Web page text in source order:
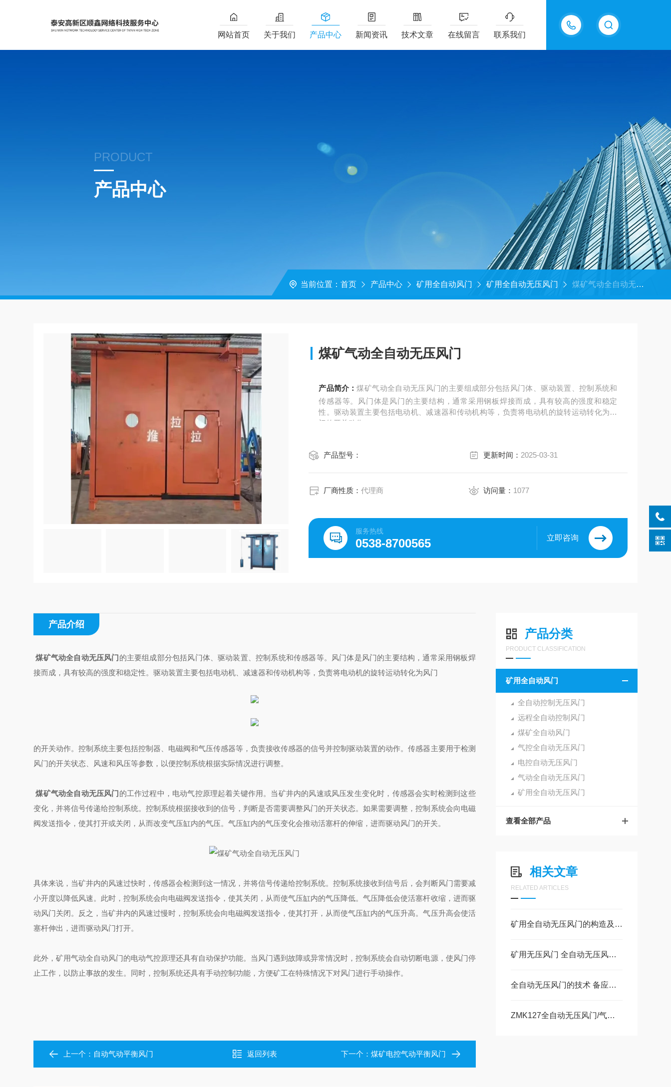
18605483306
网站首页 关于我们 产品中心 新闻资讯 技术文章 在线留言 联系我们
PRODUCT
产品中心
当前位置： 首页 产品中心 矿用全自动风门 矿用全自动无压风门 煤矿气动全自动无压风门
煤矿气动全自动无压风门
产品简介：煤矿气动全自动无压风门的主要组成部分包括风门体、驱动装置、控制系统和
传感器等。风门体是风门的主要结构，通常采用钢板焊接而成，具有较高的强度和稳定
性。驱动装置主要包括电动机、减速器和传动机构等，负责将电动机的旋转运动转化为风
门的开关动作。
产品型号： 更新时间： 2025-03-31
厂商性质：代理商 访问量： 1077
服务热线
0538-8700565 立即咨询
产品分类
PRODUCT CLASSIFICATION
矿用全自动风门
全自动控制无压风门
远程全自动控制风门
煤矿全自动风门
气控全自动无压风门
电控自动无压风门
气动全自动无压风门
矿用全自动无压风门
查看全部产品
相关文章
RELATED ARTICLES
矿用全自动无压风门的构造及开闭形式
矿用无压风门 全自动无压风门在井下扮演什么角色
全自动无压风门的技术 备应急解锁功能
ZMK127全自动无压风门/气动全自动行车风门
产品介绍
煤矿气动全自动无压风门的主要组成部分包括风门体、驱动装置、控制系统和传感器等。风门体是风门的主要结构，通常采用钢板焊
接而成，具有较高的强度和稳定性。驱动装置主要包括电动机、减速器和传动机构等，负责将电动机的旋转运动转化为风门
的开关动作。控制系统主要包括控制器、电磁阀和气压传感器等，负责接收传感器的信号并控制驱动装置的动作。传感器主要用于检测
风门的开关状态、风速和风压等参数，以便控制系统根据实际情况进行调整。
煤矿气动全自动无压风门的工作过程中，电动气控原理起着关键作用。当矿井内的风速或风压发生变化时，传感器会实时检测到这些
变化，并将信号传递给控制系统。控制系统根据接收到的信号，判断是否需要调整风门的开关状态。如果需要调整，控制系统会向电磁
阀发送指令，使其打开或关闭，从而改变气压缸内的气压。气压缸内的气压变化会推动活塞杆的伸缩，进而驱动风门的开关。
具体来说，当矿井内的风速过快时，传感器会检测到这一情况，并将信号传递给控制系统。控制系统接收到信号后，会判断风门需要减
小开度以降低风速。此时，控制系统会向电磁阀发送指令，使其关闭，从而使气压缸内的气压降低。气压降低会使活塞杆收缩，进而驱
动风门关闭。反之，当矿井内的风速过慢时，控制系统会向电磁阀发送指令，使其打开，从而使气压缸内的气压升高。气压升高会使活
塞杆伸出，进而驱动风门打开。
此外，矿用气动全自动风门的电动气控原理还具有自动保护功能。当风门遇到故障或异常情况时，控制系统会自动切断电源，使风门停
止工作，以防止事故的发生。同时，控制系统还具有手动控制功能，方便矿工在特殊情况下对风门进行手动操作。
上一个： 自动气动平衡风门 返回列表 下一个： 煤矿电控气动平衡风门